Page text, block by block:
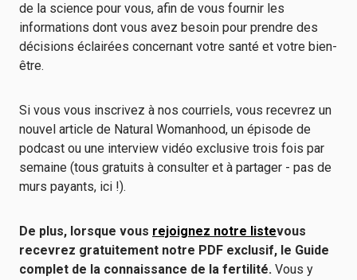
de la science pour vous, afin de vous fournir les
informations dont vous avez besoin pour prendre des
décisions éclairées concernant votre santé et votre bien-
être.
Si vous vous inscrivez à nos courriels, vous recevrez un
nouvel article de Natural Womanhood, un épisode de
podcast ou une interview vidéo exclusive trois fois par
semaine (tous gratuits à consulter et à partager - pas de
murs payants, ici !).
De plus, lorsque vous rejoignez notre listevous
recevrez gratuitement notre PDF exclusif, le Guide
complet de la connaissance de la fertilité. Vous y